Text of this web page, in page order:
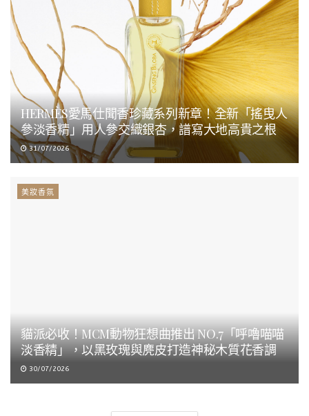
HERMÈS愛馬仕聞香珍藏系列新章！全新「搖曳人
參淡香精」用人參交織銀杏，譜寫大地高貴之根
31/07/2026
美妝香氛
貓派必收！MCM動物狂想曲推出 NO.7「呼嚕喵喵
淡香精」，以黑玫瑰與麂皮打造神秘木質花香調
30/07/2026